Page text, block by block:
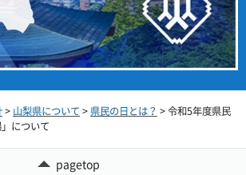
> 山梨県について > 県民の日とは？ > 令和5年度県民
について
pagetop